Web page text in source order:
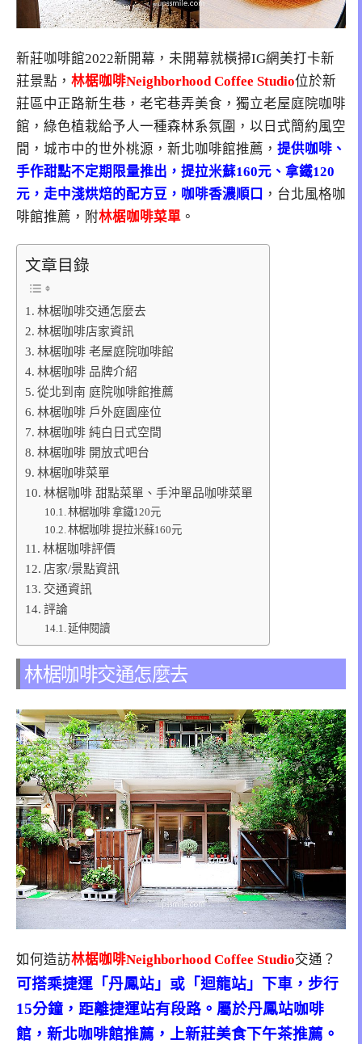
新莊咖啡館2022新開幕，未開幕就橫掃IG網美打卡新
莊景點， 林椐咖啡Neighborhood Coffee Studio位於新
莊區中正路新生巷，老宅巷弄美食，獨立老屋庭院咖啡
館，綠色植栽給予人一種森林系氛圍，以日式簡約風空
間，城市中的世外桃源，新北咖啡館推薦， 提供咖啡、
手作甜點不定期限量推出，提拉米蘇160元、拿鐵120
元，走中淺烘焙的配方豆，咖啡香濃順口 ，台北風格咖
啡館推薦，附林椐咖啡菜單 。
文章目錄
林椐咖啡交通怎麼去
林椐咖啡店家資訊
林椐咖啡 老屋庭院咖啡館
林椐咖啡 品牌介紹
從北到南 庭院咖啡館推薦
林椐咖啡 戶外庭園座位
林椐咖啡 純白日式空間
林椐咖啡 開放式吧台
林椐咖啡菜單
林椐咖啡 甜點菜單、手沖單品咖啡菜單
林椐咖啡 拿鐵120元
林椐咖啡 提拉米蘇160元
林椐咖啡評價
店家/景點資訊
交通資訊
評論
延伸閱讀
林椐咖啡交通怎麼去
如何造訪林椐咖啡Neighborhood Coffee Studio交通？
可搭乘捷運「丹鳳站」或「迴龍站」下車，步行
15分鐘，距離捷運站有段路。屬於丹鳳站咖啡
館，新北咖啡館推薦，上新莊美食下午茶推薦。